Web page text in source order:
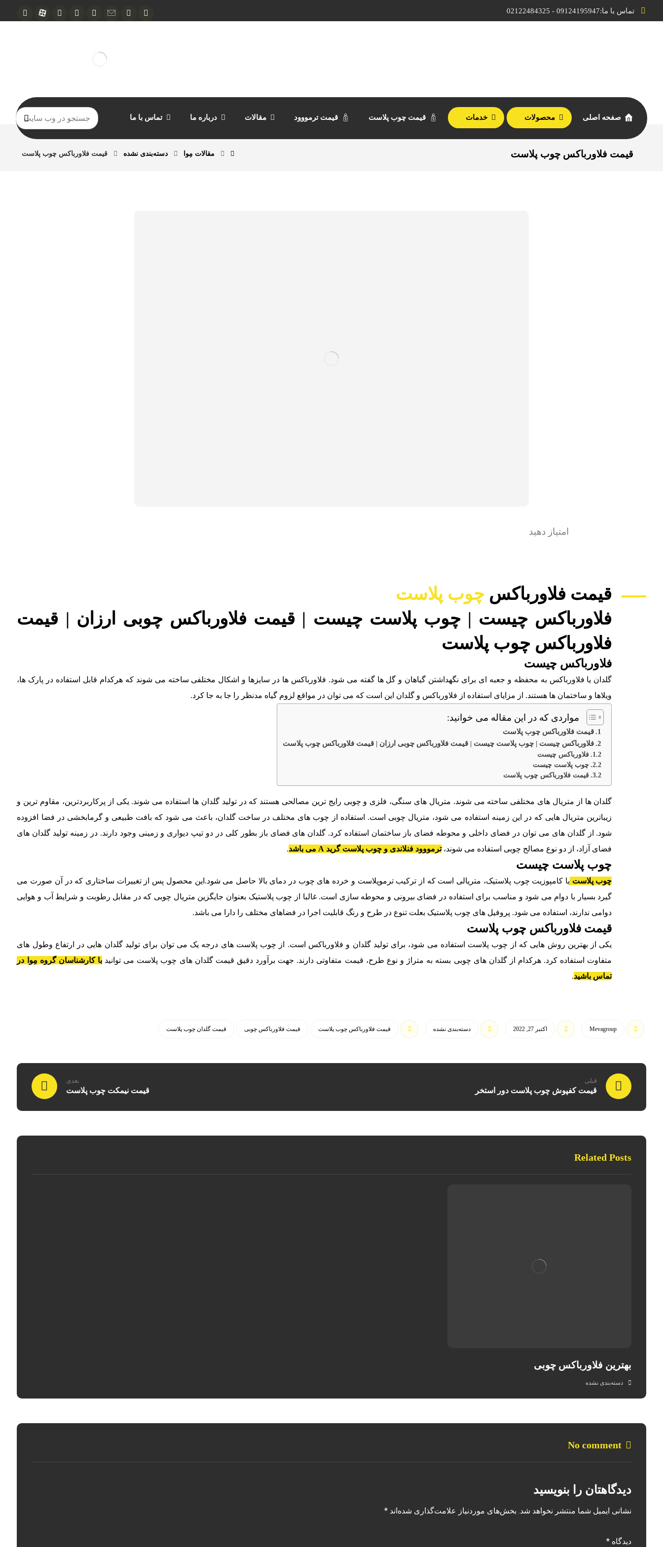
تماس با ما:09124195947 - 02122484325
صفحه اصلی محصولات خدمات قیمت چوب پلاست قیمت ترمووود مقالات درباره ما تماس با ما
قیمت فلاورباکس چوب پلاست مقالات مِوا دسته‌بندی نشده قیمت فلاورباکس چوب پلاست
امتیاز دهید
قیمت فلاورباکس چوب پلاست
فلاورباکس چیست | چوب پلاست چیست | قیمت فلاورباکس چوبی ارزان | قیمت
فلاورباکس چوب پلاست
فلاورباکس چیست
گلدان یا فلاورباکس به محفظه و جعبه ای برای نگهداشتن گیاهان و گل ها گفته می شود. فلاورباکس ها در سایزها و اشکال مختلفی ساخته می شوند که هرکدام قابل استفاده در پارک ها،
ویلاها و ساختمان ها هستند. از مزایای استفاده از فلاورباکس و گلدان این است که می توان در مواقع لزوم گیاه مدنظر را جا به جا کرد.
مواردی که در این مقاله می خوانید:
قیمت فلاورباکس چوب پلاست
فلاورباکس چیست | چوب پلاست چیست | قیمت فلاورباکس چوبی ارزان | قیمت فلاورباکس چوب پلاست
فلاورباکس چیست
چوب پلاست چیست
قیمت فلاورباکس چوب پلاست
گلدان ها از متریال های مختلفی ساخته می شوند. متریال های سنگی، فلزی و چوبی رایج ترین مصالحی هستند که در تولید گلدان ها استفاده می شوند. یکی از پرکاربردترین، مقاوم ترین و
زیباترین متریال هایی که در این زمینه استفاده می شود، متریال چوبی است. استفاده از چوب های مختلف در ساخت گلدان، باعث می شود که بافت طبیعی و گرمابخشی در فضا افزوده
شود. از گلدان های می توان در فضای داخلی و محوطه فضای باز ساختمان استفاده کرد. گلدان های فضای باز بطور کلی در دو تیپ دیواری و زمینی وجود دارند. در زمینه تولید گلدان های
فضای آزاد، از دو نوع مصالح چوبی استفاده می شوند،ترمووود فنلاندی و چوب پلاست گرید A می باشد .
چوب پلاست چیست
چوب پلاست یا کامپوزیت چوب پلاستیک، متریالی است که از ترکیب ترموپلاست و خرده های چوب در دمای بالا حاصل می شود.این محصول پس از تغییرات ساختاری که در آن صورت می
گیرد بسیار با دوام می شود و مناسب برای استفاده در فضای بیرونی و محوطه سازی است. غالبا از چوب پلاستیک بعنوان جایگزین متریال چوبی که در مقابل رطوبت و شرایط آب و هوایی
دوامی ندارند، استفاده می شود. پروفیل های چوب پلاستیک بعلت تنوع در طرح و رنگ قابلیت اجرا در فضاهای مختلف را دارا می باشد.
قیمت فلاورباکس چوب پلاست
یکی از بهترین روش هایی که از چوب پلاست استفاده می شود، برای تولید گلدان و فلاورباکس است. از چوب پلاست های درجه یک می توان برای تولید گلدان هایی در ارتفاع وطول های
متفاوت استفاده کرد. هرکدام از گلدان های چوبی بسته به متراژ و نوع طرح، قیمت متفاوتی دارند. جهت برآورد دقیق قیمت گلدان های چوب پلاست می توانیدبا کارشناسان گروه مِوا در
تماس باشید.
Mevagroup اکتبر 27, 2022 دسته‌بندی نشده قیمت فلاورباکس چوب پلاست قیمت فلاورباکس چوبی قیمت گلدان چوب پلاست
قبلی
قیمت کفپوش چوب پلاست دور استخر
بعدی
قیمت نیمکت چوب پلاست
Related Posts
بهترین فلاورباکس چوبی
دسته‌بندی نشده
No comment
دیدگاهتان را بنویسید
نشانی ایمیل شما منتشر نخواهد شد. بخش‌های موردنیاز علامت‌گذاری شده‌اند *
دیدگاه *